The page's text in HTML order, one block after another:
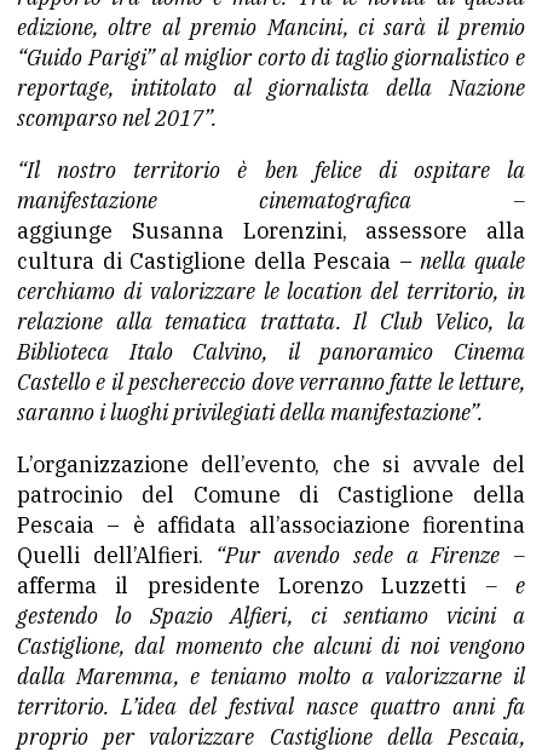
edizione, oltre al premio Mancini, ci sarà il premio
“Guido Parigi” al miglior corto di taglio giornalistico e
reportage, intitolato al giornalista della Nazione
scomparso nel 2017”.
“Il nostro territorio è ben felice di ospitare la
manifestazione cinematografica –
aggiunge Susanna Lorenzini, assessore alla
cultura di Castiglione della Pescaia –nella quale
cerchiamo di valorizzare le location del territorio, in
relazione alla tematica trattata. Il Club Velico, la
Biblioteca Italo Calvino, il panoramico Cinema
Castello e il peschereccio dove verranno fatte le letture,
saranno i luoghi privilegiati della manifestazione”.
L’organizzazione dell’evento, che si avvale del
patrocinio del Comune di Castiglione della
Pescaia – è affidata all’associazione fiorentina
Quelli dell’Alfieri. “Pur avendo sede a Firenze –
afferma il presidente Lorenzo Luzzetti – e
gestendo lo Spazio Alfieri, ci sentiamo vicini a
Castiglione, dal momento che alcuni di noi vengono
dalla Maremma, e teniamo molto a valorizzarne il
territorio. L’idea del festival nasce quattro anni fa
proprio per valorizzare Castiglione della Pescaia,